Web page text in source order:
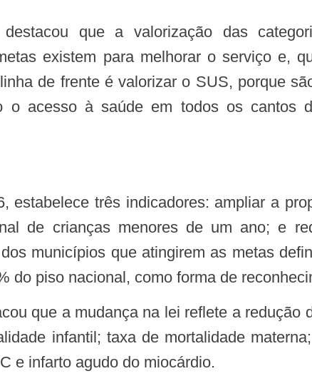
existem para melhorar o serviço e,
de frente é valorizar o SUS, porque
o acesso à saúde em todos os cantos
de crianças menores de um ano; e
municípios que atingirem as metas
do piso nacional, como forma de
infantil; taxa de mortalidade
e infarto agudo do miocárdio.